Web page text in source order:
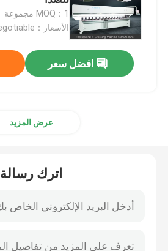
آلة الحز الصفائح المعدنية
آلة V Groover
MOQ：1 مجموعة
الأسعار：negotiable
افضل سعر
عرض المزيد
اترك رسالة